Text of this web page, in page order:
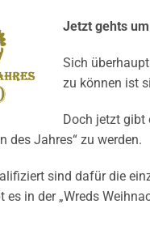
Jetzt gehts
Sich
zu können ist
Doch jetzt gibt
des Jahres“ zu werden.
sind dafür die
es in der „Wreds